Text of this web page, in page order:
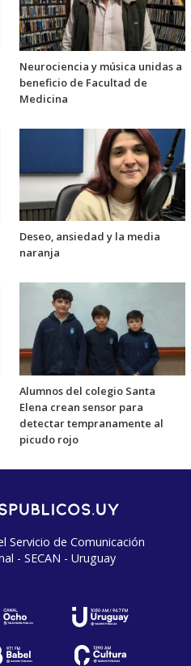
Neurociencia y música unidas a
beneficio de Facultad de
Medicina
Deseo, ansiedad y la media
naranja
Alumnos del colegio Santa
Elena crean sensor para
detectar tempranamente al
picudo rojo
Servicio de Comunicación
- SECAN - Uruguay